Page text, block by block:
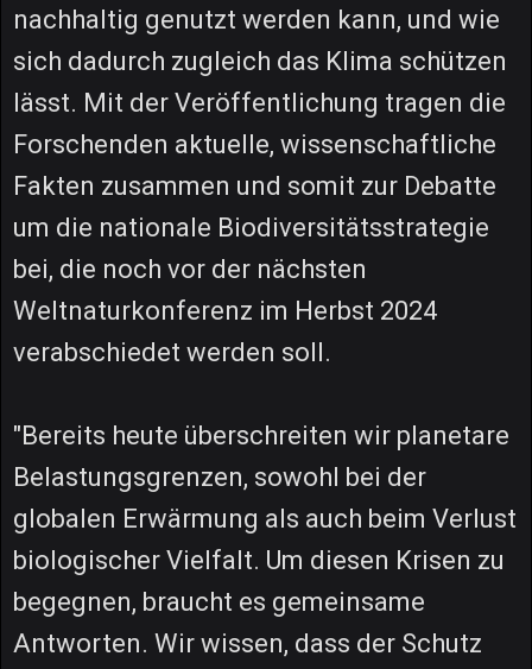
nachhaltig genutzt werden kann, und wie
sich dadurch zugleich das Klima schützen
lässt. Mit der Veröffentlichung tragen die
Forschenden aktuelle, wissenschaftliche
Fakten zusammen und somit zur Debatte
um die nationale Biodiversitätsstrategie
bei, die noch vor der nächsten
Weltnaturkonferenz im Herbst 2024
verabschiedet werden soll.
"Bereits heute überschreiten wir planetare
Belastungsgrenzen, sowohl bei der
globalen Erwärmung als auch beim Verlust
biologischer Vielfalt. Um diesen Krisen zu
begegnen, braucht es gemeinsame
Antworten. Wir wissen, dass der Schutz